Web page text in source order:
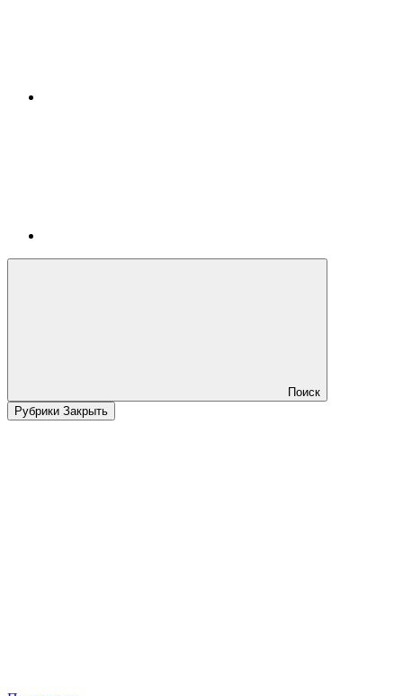
Поиск
Рубрики Закрыть